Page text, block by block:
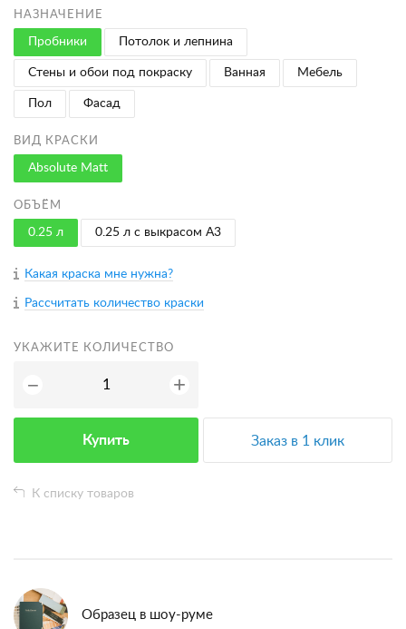
НАЗНАЧЕНИЕ
Пробники Потолок и лепнина
Стены и обои под покраску Ванная Мебель
Пол Фасад
ВИД КРАСКИ
Absolute Matt
ОБЪЁМ
0.25 л 0.25 л с выкрасом A3
Какая краска мне нужна?
Рассчитать количество краски
УКАЖИТЕ КОЛИЧЕСТВО
− +
Купить Заказ в 1 клик
К списку товаров
Образец в шоу-руме